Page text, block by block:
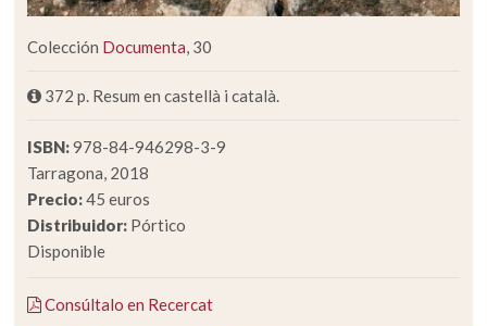
Colección Documenta, 30
372 p. Resum en castellà i català.
ISBN:978-84-946298-3-9
Tarragona, 2018
Precio:45 euros
Distribuidor: Pórtico
Disponible
Consúltalo en Recercat